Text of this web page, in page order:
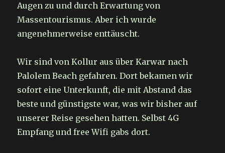
Augen zu und durch Erwartung von
Massentourismus. Aber ich wurde
angenehmerweise enttäuscht.
Wir sind von Kollur aus über Karwar nach
Palolem Beach gefahren. Dort bekamen wir
sofort eine Unterkunft, die mit Abstand das
beste und günstigste war, was wir bisher auf
unserer Reise gesehen hatten. Selbst 4G
Empfang und free Wifi gabs dort.